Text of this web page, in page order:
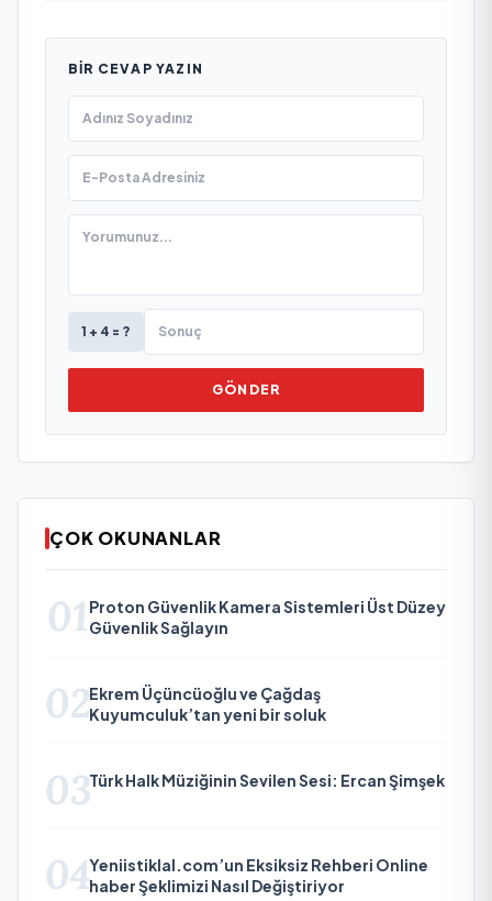
BIR CEVAP YAZIN
1 + 4 = ?
GÖNDER
ÇOK OKUNANLAR
01 Proton Güvenlik Kamera Sistemleri Üst Düzey
Güvenlik Sağlayın
02Ekrem Üçüncüoğlu ve Çağdaş
Kuyumculuk’tan yeni bir soluk
03Türk Halk Müziğinin Sevilen Sesi: Ercan Şimşek
04Yeniistiklal.com’un Eksiksiz Rehberi Online
haber Şeklimizi Nasıl Değiştiriyor